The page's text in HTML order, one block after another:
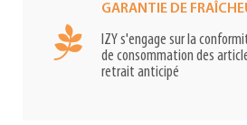
GARANTIE DE
IZY s'engage sur la
de consommation des
retrait anticipé